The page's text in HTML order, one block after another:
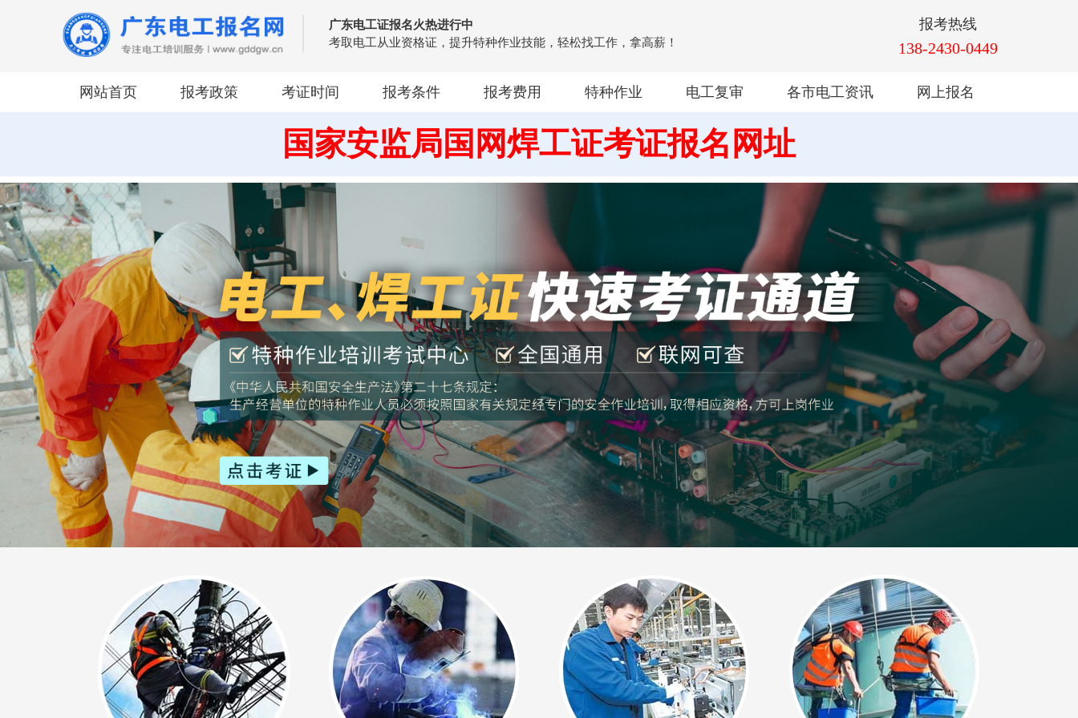
广东电工证报名火热进行中
考取电工从业资格证，提升特种作业技能，轻松找工作，拿高薪！
报考热线
138-2430-0449
网站首页 报考政策 考证时间 报考条件 报考费用 特种作业 电工复审 各市电工资讯 网上报名
国家安监局国网焊工证考证报名网址